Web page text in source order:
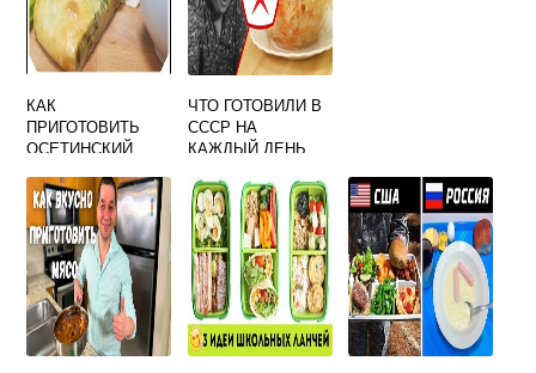
КАК
ПРИГОТОВИТЬ
ОСЕТИНСКИЙ
ДОМАШНИХ
УСЛОВИЯХ
ПОШАГОВО С
СЫРОМ
ЧТО ГОТОВИЛИ В
СССР НА
КАЖДЫЙ ДЕНЬ